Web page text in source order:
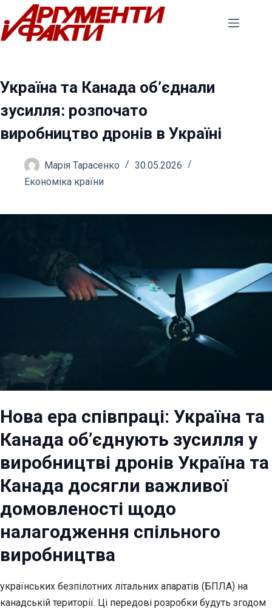
Перейти
до
вмісту
Україна та Канада об’єднали
зусилля: розпочато
виробництво дронів в Україні
Марія Тарасенко
30.05.2026
Економіка країни
Нова ера співпраці: Україна та
Канада об’єднують зусилля у
виробництві дронів Україна та
Канада досягли важливої
домовленості щодо
налагодження спільного
виробництва
українських безпілотних літальних апаратів (БПЛА) на
канадській території. Ці передові розробки будуть згодом